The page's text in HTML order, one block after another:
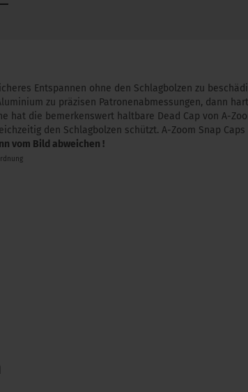
Entspannen ohne den Schlagbolzen zu
zu präzisen Patronenabmessungen, dann
hat die bemerkenswert haltbare Dead Cap von A-
den Schlagbolzen schützt. A-Zoom Snap
vom Bild abweichen !